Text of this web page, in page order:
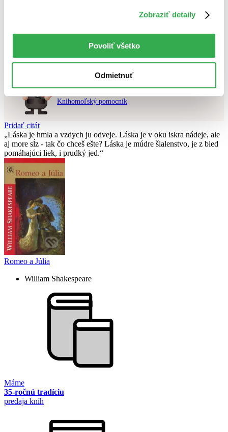
Zobraziť detaily
Povoliť všetko
Odmietnuť
Nebol nájdenýžiadny titulvyhovujúci zadaným podmienkam.
Skúste prosím zmeniť vyhľadávaný výraz.
Chcete poradiť knihu?
Knihomoľský pomocník
Pridať citát
Láska je hmla a vzdych ju odveje. Láska je v oku iskra nádeje, ale
aj more sĺz - tak čo chceš ešte? Láska je múdre šialenstvo, je z bied
pomáhajúci liek, i prudký jed.
Romeo a Júlia
William Shakespeare
Máme
35-ročnú tradíciu
predaja kníh